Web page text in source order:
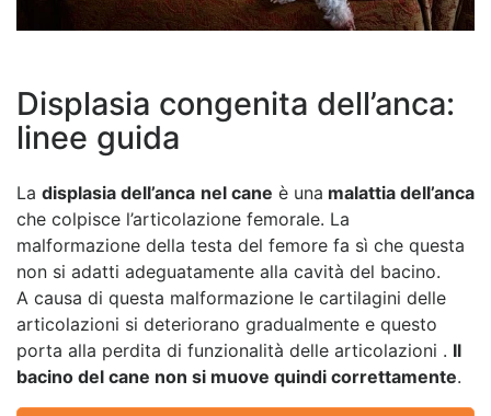
Displasia congenita dell’anca:
linee guida
La displasia dell’anca nel cane è una malattia dell’anca
che colpisce l’articolazione femorale. La
malformazione della testa del femore fa sì che questa
non si adatti adeguatamente alla cavità del bacino.
A causa di questa malformazione le cartilagini delle
articolazioni si deteriorano gradualmente e questo
porta alla perdita di funzionalità delle articolazioni . Il
bacino del cane non si muove quindi correttamente.